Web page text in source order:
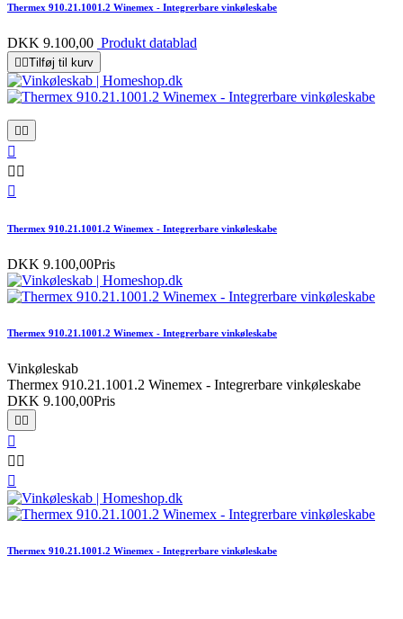
Thermex 910.21.1001.2 Winemex - Integrerbare vinkøleskabe
DKK 9.100,00 Produkt datablad
Tilføj til kurv


 

Thermex 910.21.1001.2 Winemex - Integrerbare vinkøleskabe
DKK 9.100,00Pris
Thermex 910.21.1001.2 Winemex - Integrerbare vinkøleskabe
Vinkøleskab
Thermex 910.21.1001.2 Winemex - Integrerbare vinkøleskabe
DKK 9.100,00Pris


 

Thermex 910.21.1001.2 Winemex - Integrerbare vinkøleskabe